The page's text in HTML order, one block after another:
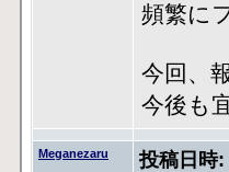
頻繁に
今回、
今後も
Meganezaru 投稿日時: